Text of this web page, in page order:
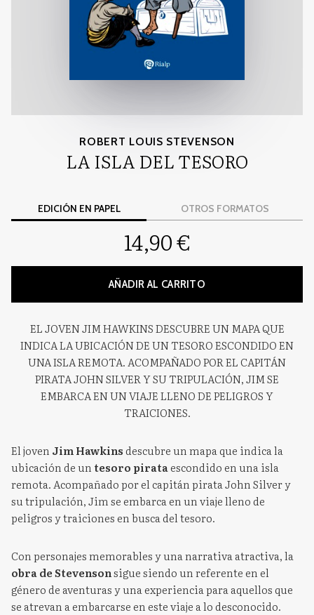
ROBERT LOUIS STEVENSON
LA ISLA DEL TESORO
EDICIÓN EN PAPEL OTROS FORMATOS
14,90 €
AÑADIR AL CARRITO
EL JOVEN JIM HAWKINS DESCUBRE UN MAPA QUE
INDICA LA UBICACIÓN DE UN TESORO ESCONDIDO EN
UNA ISLA REMOTA. ACOMPAÑADO POR EL CAPITÁN
PIRATA JOHN SILVER Y SU TRIPULACIÓN, JIM SE
EMBARCA EN UN VIAJE LLENO DE PELIGROS Y
TRAICIONES.
El joven Jim Hawkinsdescubre un mapa que indica la
ubicación de un tesoro pirata escondido en una isla
remota. Acompañado por el capitán pirata John Silver y
su tripulación, Jim se embarca en un viaje lleno de
peligros y traiciones en busca del tesoro.
Con personajes memorables y una narrativa atractiva, la
obra de Stevensonsigue siendo un referente en el
género de aventuras y una experiencia para aquellos que
se atrevan a embarcarse en este viaje a lo desconocido.